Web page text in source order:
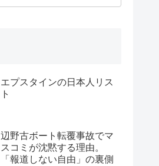
エプスタインの日本人リス
ト
辺野古ボート転覆事故でマ
スコミが沈黙する理由。
「報道しない自由」の裏側